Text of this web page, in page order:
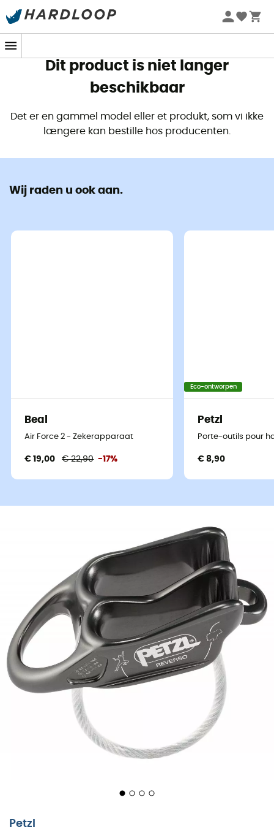
Zomeraanbiedingen 🔥 -5% EXTRA vanaf 2 producten* met
Dit product is niet langer
beschikbaar
Det er en gammel model eller et produkt, som vi ikke
længere kan bestille hos producenten.
Wij raden u ook aan.
Beal
Air Force 2 - Zekerapparaat
€ 19,00 € 22,90 -17%
Eco-ontworpen
Petzl
Porte-outils pour
€ 8,90
Petzl